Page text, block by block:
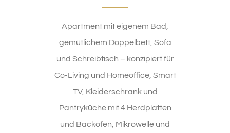
Apartment mit eigenem Bad,
gemütlichem Doppelbett, Sofa
und Schreibtisch – konzipiert für
Co-Living und Homeoffice, Smart
TV, Kleiderschrank und
Pantryküche mit 4 Herdplatten
und Backofen, Mikrowelle und